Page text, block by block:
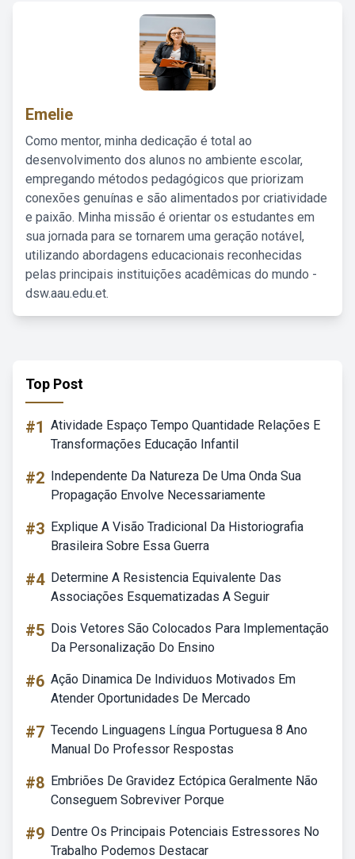
Emelie
Como mentor, minha dedicação é total ao
desenvolvimento dos alunos no ambiente escolar,
empregando métodos pedagógicos que priorizam
conexões genuínas e são alimentados por criatividade
e paixão. Minha missão é orientar os estudantes em
sua jornada para se tornarem uma geração notável,
utilizando abordagens educacionais reconhecidas
pelas principais instituições acadêmicas do mundo -
dsw.aau.edu.et.
Top Post
#1 Atividade Espaço Tempo Quantidade Relações E
Transformações Educação Infantil
#2 Independente Da Natureza De Uma Onda Sua
Propagação Envolve Necessariamente
#3 Explique A Visão Tradicional Da Historiografia
Brasileira Sobre Essa Guerra
#4 Determine A Resistencia Equivalente Das
Associações Esquematizadas A Seguir
#5 Dois Vetores São Colocados Para Implementação
Da Personalização Do Ensino
#6 Ação Dinamica De Individuos Motivados Em
Atender Oportunidades De Mercado
#7 Tecendo Linguagens Língua Portuguesa 8 Ano
Manual Do Professor Respostas
#8 Embriões De Gravidez Ectópica Geralmente Não
Conseguem Sobreviver Porque
#9 Dentre Os Principais Potenciais Estressores No
Trabalho Podemos Destacar